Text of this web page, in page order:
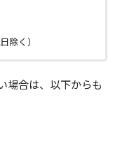
除く）
場合は、以下からも